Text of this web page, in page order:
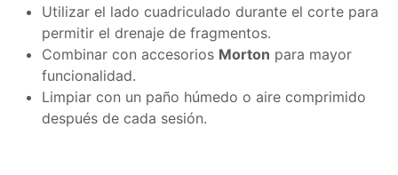
Utilizar el lado cuadriculado durante el corte para
permitir el drenaje de fragmentos.
Combinar con accesorios Morton para mayor
funcionalidad.
Limpiar con un paño húmedo o aire comprimido
después de cada sesión.